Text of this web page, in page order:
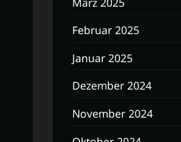
Februar 2025
Januar 2025
Dezember 2024
November 2024